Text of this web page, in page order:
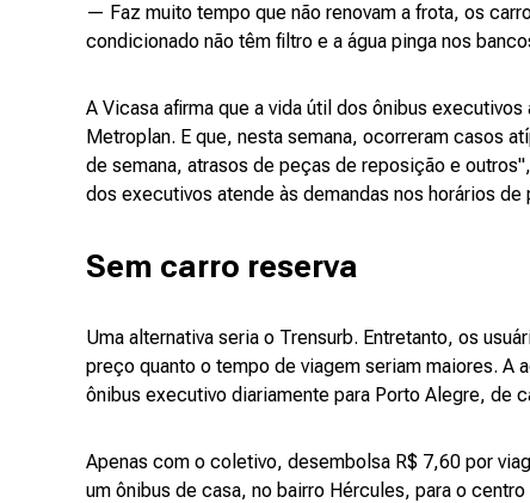
— Faz muito tempo que não renovam a frota, os
condicionado não têm filtro e a água pinga nos
A Vicasa afirma que a vida útil dos ônibus
Metroplan. E que, nesta semana, ocorreram casos
de semana, atrasos de peças de reposição e
dos executivos atende às demandas nos horários de
Sem carro reserva
Uma alternativa seria o Trensurb. Entretanto, os
preço quanto o tempo de viagem seriam maiores. A
ônibus executivo diariamente para Porto Alegre, de
Apenas com o coletivo, desembolsa R$ 7,60 por
um ônibus de casa, no bairro Hércules, para o